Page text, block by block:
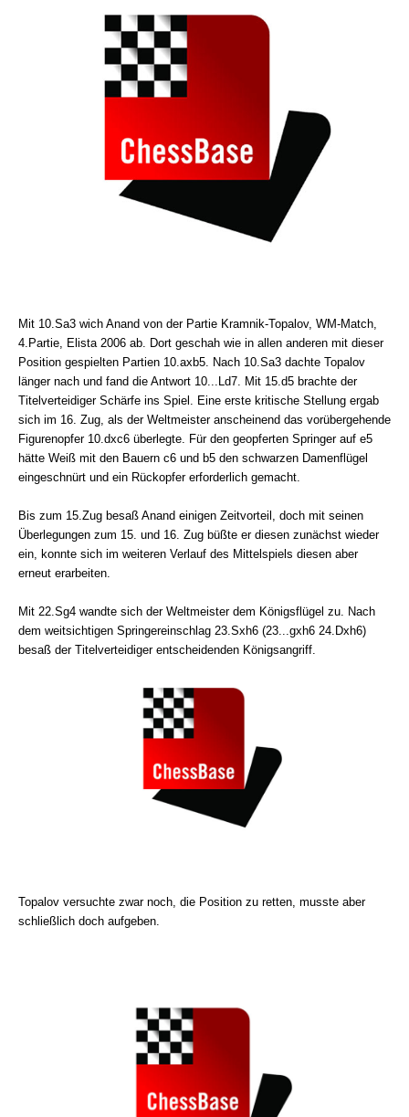
Mit 10.Sa3 wich Anand von der Partie Kramnik-Topalov, WM-Match,
4.Partie, Elista 2006 ab. Dort geschah wie in allen anderen mit dieser
Position gespielten Partien 10.axb5. Nach 10.Sa3 dachte Topalov
länger nach und fand die Antwort 10...Ld7. Mit 15.d5 brachte der
Titelverteidiger Schärfe ins Spiel. Eine erste kritische Stellung ergab
sich im 16. Zug, als der Weltmeister anscheinend das vorübergehende
Figurenopfer 10.dxc6 überlegte. Für den geopferten Springer auf e5
hätte Weiß mit den Bauern c6 und b5 den schwarzen Damenflügel
eingeschnürt und ein Rückopfer erforderlich gemacht.
Bis zum 15.Zug besaß Anand einigen Zeitvorteil, doch mit seinen
Überlegungen zum 15. und 16. Zug büßte er diesen zunächst wieder
ein, konnte sich im weiteren Verlauf des Mittelspiels diesen aber
erneut erarbeiten.
Mit 22.Sg4 wandte sich der Weltmeister dem Königsflügel zu. Nach
dem weitsichtigen Springereinschlag 23.Sxh6 (23...gxh6 24.Dxh6)
besaß der Titelverteidiger entscheidenden Königsangriff.
Topalov versuchte zwar noch, die Position zu retten, musste aber
schließlich doch aufgeben.